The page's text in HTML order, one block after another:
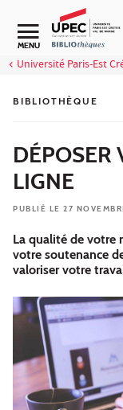
Aller au contenu
Navigation secondaire
MENU
Université Paris-Est
BIBLIOTHÈQUE
DÉPOSER
LIGNE
PUBLIÉ LE 27
La qualité de votre
votre soutenance
valoriser votre